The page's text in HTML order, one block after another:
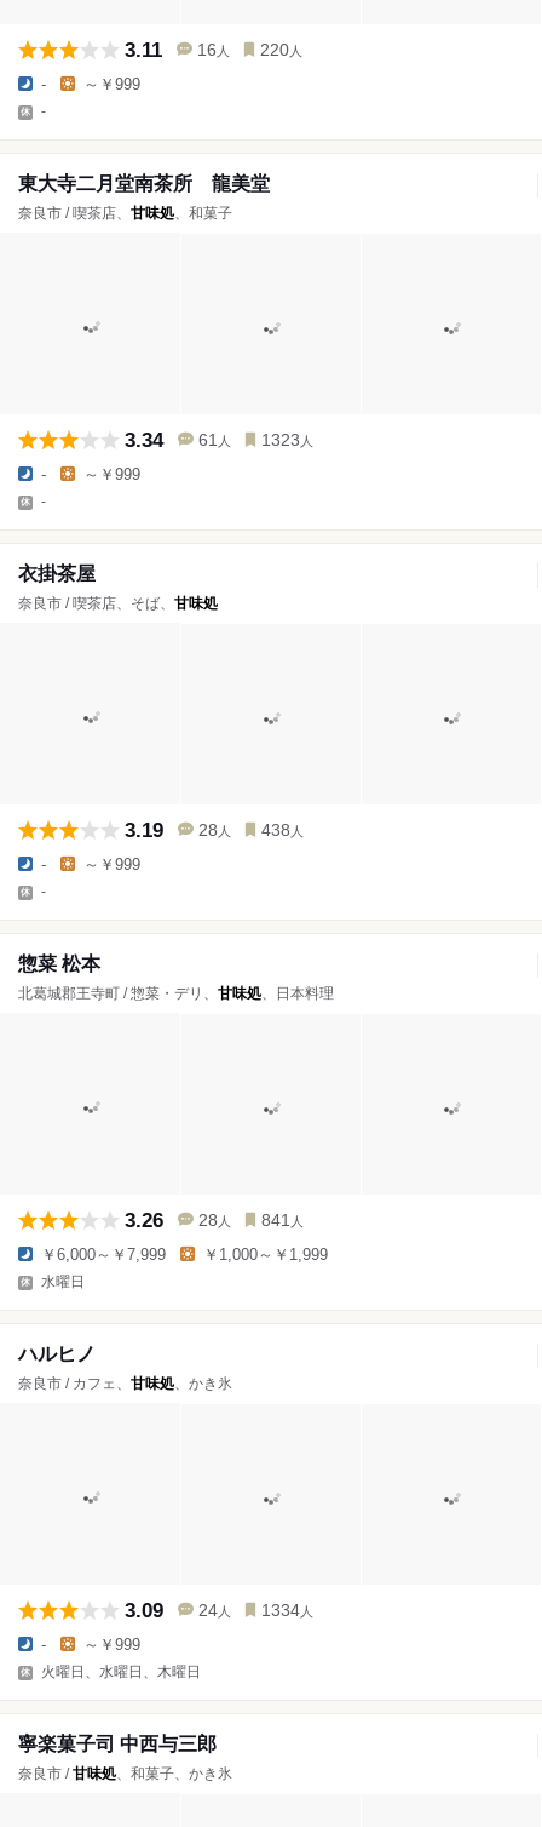
3.11 16 人 220 人
- ～￥999
-
東大寺二月堂南茶所 龍美堂
奈良市 / 喫茶店、 甘味処、和菓子
3.34 61 人 1323 人
- ～￥999
-
衣掛茶屋
奈良市 / 喫茶店、そば、 甘味処
3.19 28 人 438 人
- ～￥999
-
惣菜 松本
北葛城郡王寺町 / 惣菜・デリ、 甘味処、日本料理
3.26 28 人 841 人
￥6,000～￥7,999 ￥1,000～￥1,999
水曜日
ハルヒノ
奈良市 / カフェ、 甘味処、かき氷
3.09 24 人 1334 人
- ～￥999
火曜日、水曜日、木曜日
寧楽菓子司 中西与三郎
奈良市 /甘味処、和菓子、かき氷